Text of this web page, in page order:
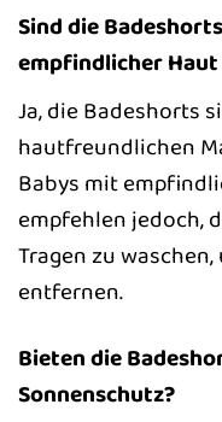
Sind die
empfindlicher
Ja, die Badeshorts
hautfreundlichen
Babys mit
empfehlen jedoch,
Tragen zu
entfernen.
Bieten die
Sonnenschutz?